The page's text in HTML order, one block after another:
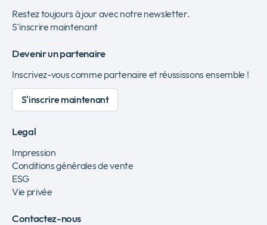
Restez toujours à jour avec notre newsletter.
S'inscrire maintenant
Devenir un partenaire
Inscrivez-vous comme partenaire et réussissons ensemble !
S'inscrire maintenant
Legal
Impression
Conditions générales de vente
ESG
Vie privée
Contactez-nous